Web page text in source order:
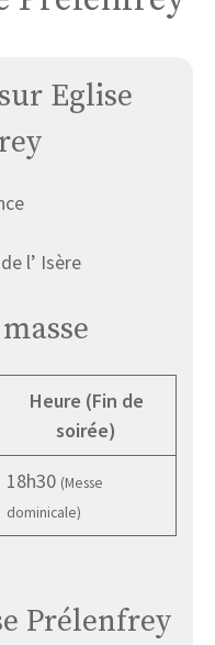
Eglise
l’ Isère
Heure (Fin de
soirée)
18h30 (Messe
dominicale)
Prélenfrey